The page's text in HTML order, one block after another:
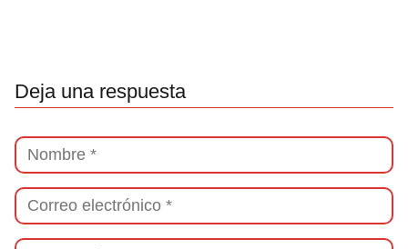
Deja una respuesta